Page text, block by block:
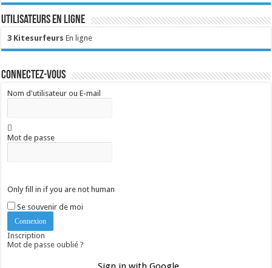
Utilisateurs en ligne
3 Kitesurfeurs En ligne
Connectez-vous
Nom d'utilisateur ou E-mail
Mot de passe
Only fill in if you are not human
Se souvenir de moi
Inscription
Mot de passe oublié ?